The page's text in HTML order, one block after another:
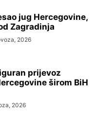
jug Hercegovine,
Zagradinja
2026
prijevoz
širom BiH
2026